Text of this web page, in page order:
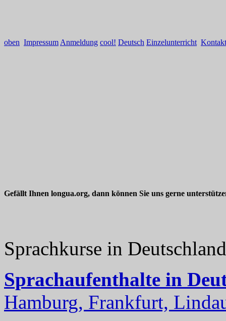
oben Impressum Anmeldung cool! Deutsch Einzelunterricht Kontakt
Gefällt Ihnen longua.org, dann können Sie uns gerne
Sprachkurse in
Sprachaufenthalte in
Hamburg, Frankfurt,